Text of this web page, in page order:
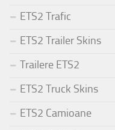
ETS2 Trafic
ETS2 Trailer Skins
Trailere ETS2
ETS2 Truck Skins
ETS2 Camioane